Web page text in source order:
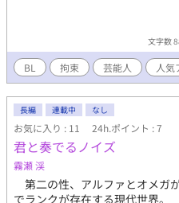
文字数
BL 拘束 芸能人 人気
長編 連載中 なし
お気に入り : 11 24h.ポイント : 7
君と奏でるノイズ
霧瀬 渓
第二の性、アルファとオメガ
でランクが存在する現代世界